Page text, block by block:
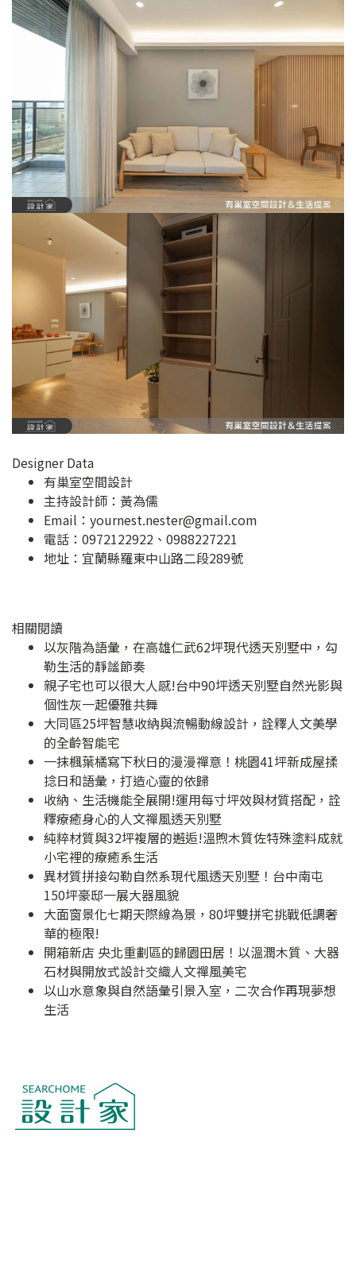
Designer Data
有巢室空間設計
主持設計師：黃為儒
Email： yournest.nester@gmail.com
電話：0972122922、0988227221
地址： 宜蘭縣羅東中山路二段289號
相關閱讀
以灰階為語彙，在高雄仁武62坪現代透天別墅中，勾
勒生活的靜謐節奏
親子宅也可以很大人感!台中90坪透天別墅自然光影與
個性灰一起優雅共舞
大同區25坪智慧收納與流暢動線設計，詮釋人文美學
的全齡智能宅
一抹楓葉橘寫下秋日的漫漫禪意！桃園41坪新成屋揉
捻日和語彙，打造心靈的依歸
收納、生活機能全展開!運用每寸坪效與材質搭配，詮
釋療癒身心的人文禪風透天別墅
純粹材質與32坪複層的邂逅!溫煦木質佐特殊塗料成就
小宅裡的療癒系生活
異材質拼接勾勒自然系現代風透天別墅！台中南屯
150坪豪邸一展大器風貌
大面窗景化七期天際線為景，80坪雙拼宅挑戰低調奢
華的極限!
開箱新店 央北重劃區的歸園田居！以溫潤木質、大器
石材與開放式設計交織人文禪風美宅
以山水意象與自然語彙引景入室，二次合作再現夢想
生活